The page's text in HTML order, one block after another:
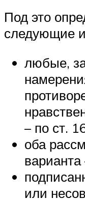
Под это
следующие
любые,
– по ст.
оба
варианта
или